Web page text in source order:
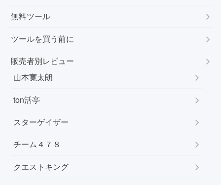
無料ツール
ツールを買う前に
販売者別レビュー
山本寛太朗
ton活亭
スターゲイザー
チーム４７８
クエストキング